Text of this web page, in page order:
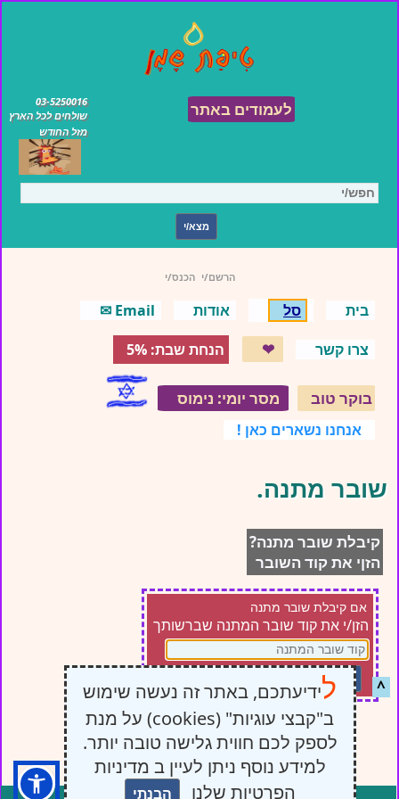
03-5250016
שולחים לכל הארץ
מזל החודש
לעמודים באתר
הרשם/י הכנס/י
בית סל אודות
Email ✉
צרו קשר
❤ הנחת שבת: 5%
בוקר טוב מסר יומי: נימוס
אנחנו נשארים כאן !
שובר מתנה.
קיבלת שובר מתנה?
הזןי את קוד השובר
אם קיבלת שובר מתנה
הזן/י את קוד שובר המתנה שברשותך
^ לידיעתכם, באתר זה נעשה שימוש
ב"קבצי עוגיות" (cookies) על מנת
לספק לכם חווית גלישה טובה יותר.
למידע נוסף ניתן לעיין ב מדיניות
הפרטיות שלנו
הבנתי